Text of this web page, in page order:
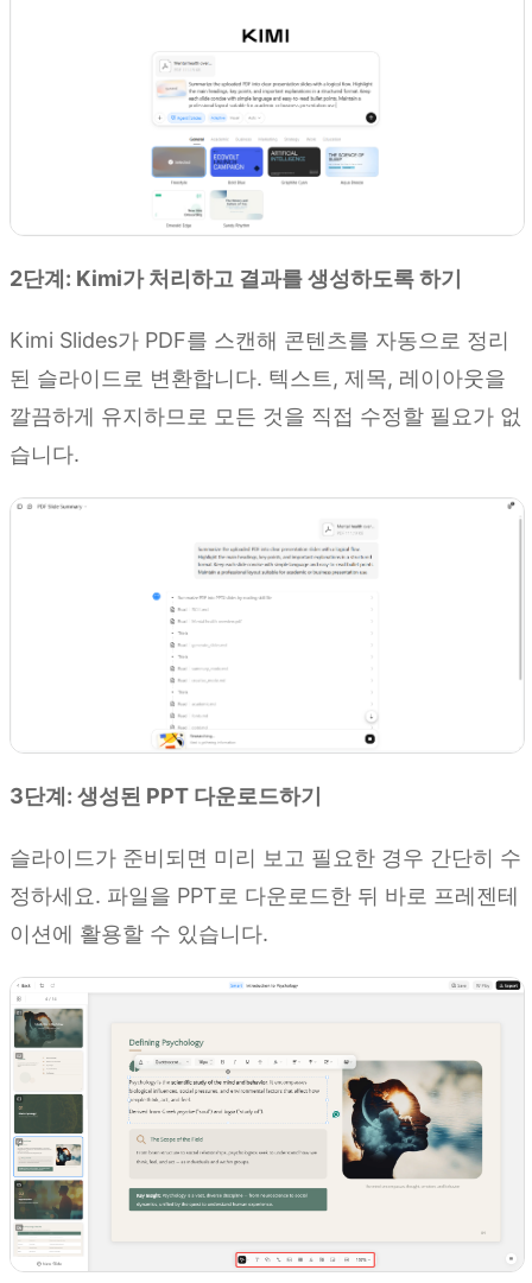
2단계: Kimi가 처리하고 결과를 생성하도록 하기
Kimi Slides가 PDF를 스캔해 콘텐츠를 자동으로 정리
된 슬라이드로 변환합니다. 텍스트, 제목, 레이아웃을
깔끔하게 유지하므로 모든 것을 직접 수정할 필요가 없
습니다.
3단계: 생성된 PPT 다운로드하기
슬라이드가 준비되면 미리 보고 필요한 경우 간단히 수
정하세요. 파일을 PPT로 다운로드한 뒤 바로 프레젠테
이션에 활용할 수 있습니다.